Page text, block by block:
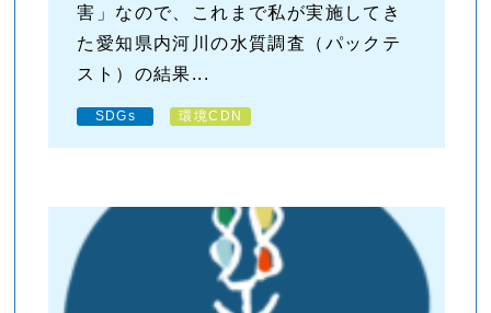
害」なので、これまで私が実施してき
た愛知県内河川の水質調査（パックテ
スト）の結果...
SDGs 環境CDN